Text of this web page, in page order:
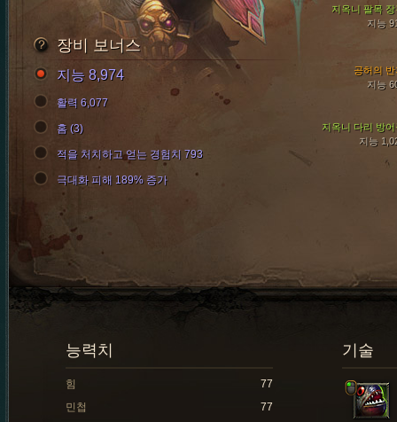
지옥니 팔목 장
지능
지옥니 다리 방어
지능
공허의 반
지능
장비 보너스
지능 8,974
활력 6,077
홈 (3)
적을 처치하고 얻는 경험치 793
극대화 피해 189% 증가
기술
능력치
힘
77
민첩
77